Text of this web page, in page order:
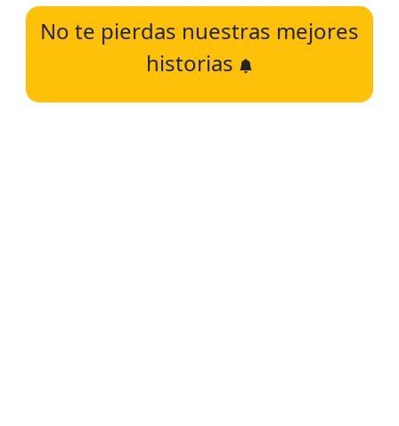
No te pierdas nuestras mejores
historias